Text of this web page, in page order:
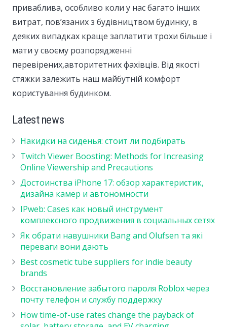
приваблива, особливо коли у нас багато інших
витрат, пов’язаних з будівництвом будинку, в
деяких випадках краще заплатити трохи більше і
мати у своєму розпорядженні
перевірених,авторитетних фахівців. Від якості
стяжки залежить наш майбутній комфорт
користування будинком.
Latest news
Накидки на сиденья: стоит ли подбирать
Twitch Viewer Boosting: Methods for Increasing
Online Viewership and Precautions
Достоинства iPhone 17: обзор характеристик,
дизайна камер и автономности
IPweb: Cases как новый инструмент
комплексного продвижения в социальных сетях
Як обрати навушники Bang and Olufsen та які
переваги вони дають
Best cosmetic tube suppliers for indie beauty
brands
Восстановление забытого пароля Roblox через
почту телефон и службу поддержку
How time-of-use rates change the payback of